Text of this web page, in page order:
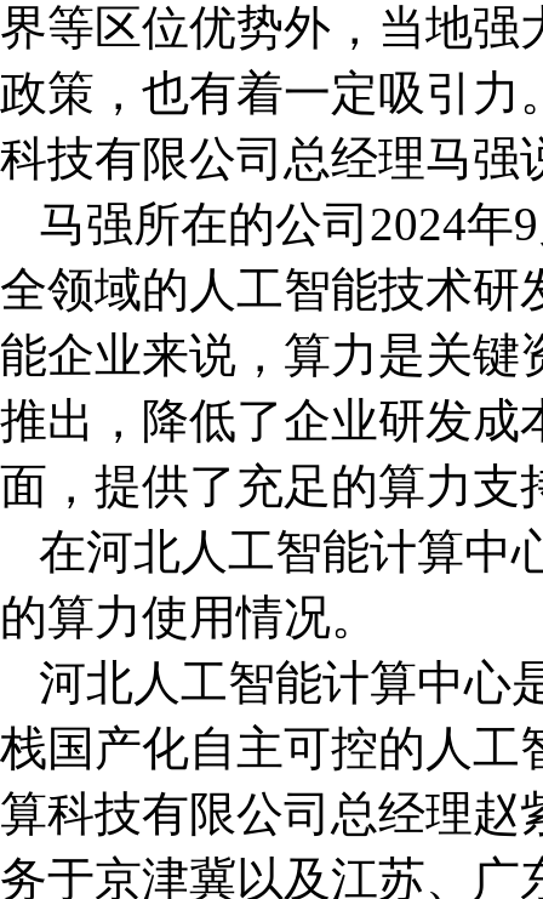
界等区位优势外，当地强
政策，也有着一定吸引力
科技有限公司总经理马强
马强所在的公司2024年
全领域的人工智能技术研
能企业来说，算力是关键
推出，降低了企业研发成
面，提供了充足的算力支
在河北人工智能计算中
的算力使用情况。
河北人工智能计算中心
栈国产化自主可控的人工
算科技有限公司总经理赵
务于京津冀以及江苏、广